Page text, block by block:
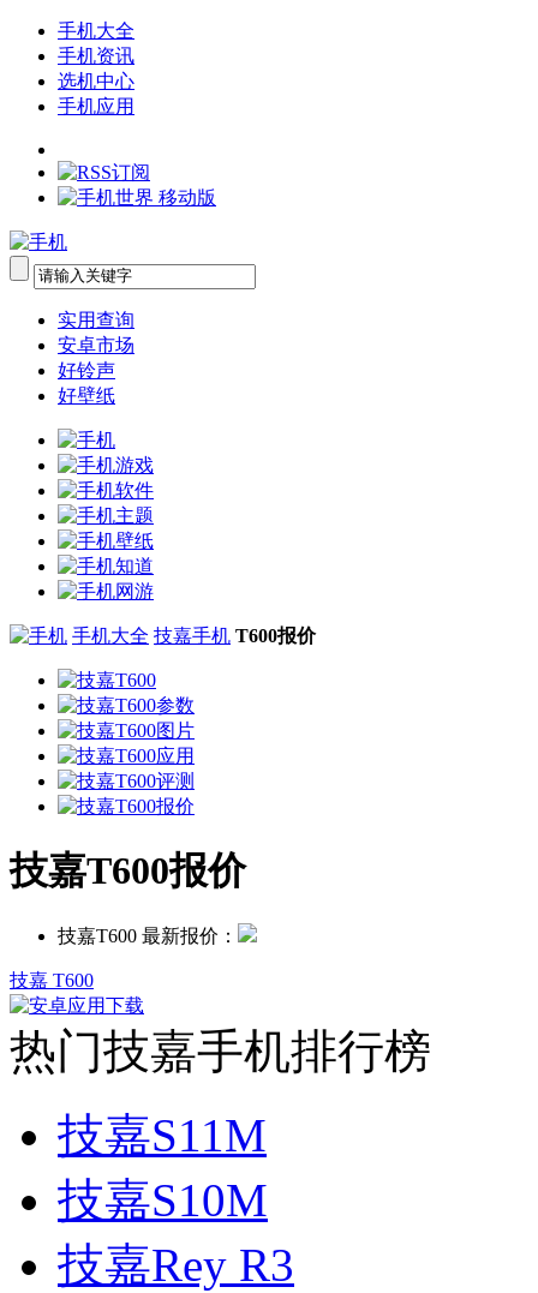
手机大全
手机资讯
选机中心
手机应用
实用查询
安卓市场
好铃声
好壁纸
手机大全 技嘉手机 T600报价
技嘉T600报价
技嘉T600 最新报价：
技嘉 T600
热门技嘉手机排行榜
技嘉S11M
技嘉S10M
技嘉Rey R3